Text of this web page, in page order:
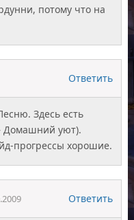
потому что на
Ответить
Здесь есть
Домашний уют).
прогрессы хорошие.
Ответить